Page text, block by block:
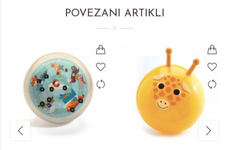
POVEZANI ARTIKLI